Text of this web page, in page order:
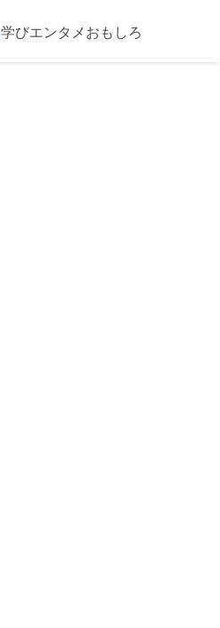
学びエンタメおもしろ